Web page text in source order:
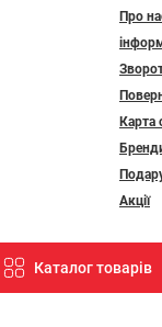
Про
Карта
Акції
Каталог товарів